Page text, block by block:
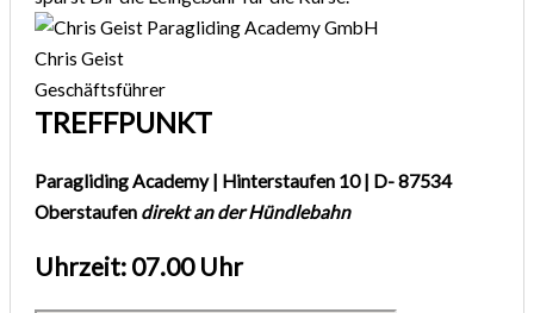
Chris Geist
Geschäftsführer
TREFFPUNKT
Paragliding Academy | Hinterstaufen 10 | D- 87534
Oberstaufen direkt an der Hündlebahn
Uhrzeit: 07.00 Uhr